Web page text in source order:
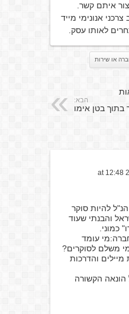
איתם קשר.
אנונימי מייד
לאותו עסק.
או שירות
הבא:
בתוך בטן אימו
להיות סוקר
והבנתי שעוד
כמוני.
עומד
משלם לסוקרים?
והדרכות
הקשורה